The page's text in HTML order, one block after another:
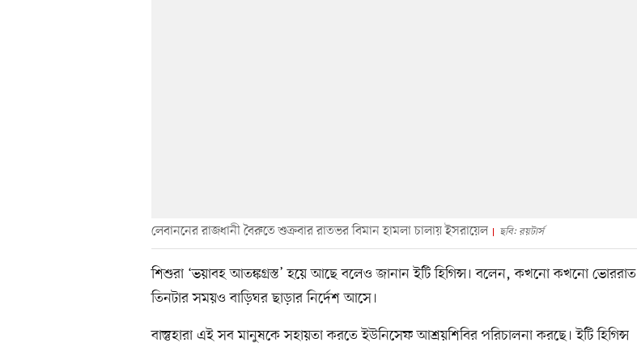
লেবাননের রাজধানী বৈরুতে শুক্রবার রাতভর বিমান হামলা চালায় ইসরায়েল ছবি: রয়টার্স
শিশুরা ‘ভয়াবহ আতঙ্কগ্রস্ত’ হয়ে আছে বলেও জানান ইটি হিগিন্স। বলেন, কখনো কখনো ভোররাত
তিনটার সময়ও বাড়িঘর ছাড়ার নির্দেশ আসে।
বাস্তুহারা এই সব মানুষকে সহায়তা করতে ইউনিসেফ আশ্রয়শিবির পরিচালনা করছে। ইটি হিগিন্স